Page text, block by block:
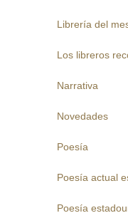
Librería del
Los libreros
Narrativa
Novedades
Poesía
Poesía actual
Poesía